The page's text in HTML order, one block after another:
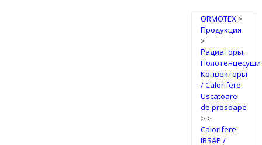
ORMOTEX>
Продукция
>
Радиаторы,
Конвекторы
/ Calorifere,
Uscatoare
de prosoape
> >
Calorifere
IRSAP /